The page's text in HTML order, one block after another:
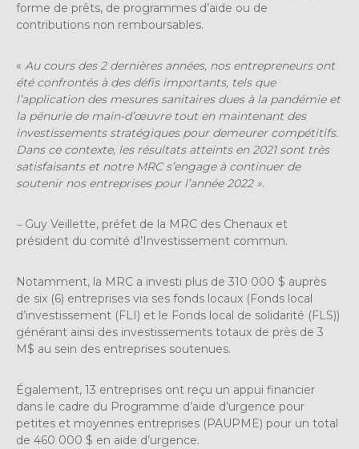
forme de prêts, de programmes d’aide ou de
contributions non remboursables.
« Au cours des 2 dernières années, nos entrepreneurs ont
été confrontés à des défis importants, tels que
l’application des mesures sanitaires dues à la pandémie et
la pénurie de main-d’œuvre tout en maintenant des
investissements stratégiques pour demeurer compétitifs.
Dans ce contexte, les résultats atteints en 2021 sont très
satisfaisants et notre MRC s’engage à continuer de
soutenir nos entreprises pour l’année 2022 ».
– Guy Veillette, préfet de la MRC des Chenaux et
président du comité d’Investissement commun.
Notamment, la MRC a investi plus de 310 000 $ auprès
de six (6) entreprises via ses fonds locaux (Fonds local
d’investissement (FLI) et le Fonds local de solidarité (FLS))
générant ainsi des investissements totaux de près de 3
M$ au sein des entreprises soutenues.
Également, 13 entreprises ont reçu un appui financier
dans le cadre du Programme d’aide d’urgence pour
petites et moyennes entreprises (PAUPME) pour un total
de 460 000 $ en aide d’urgence.